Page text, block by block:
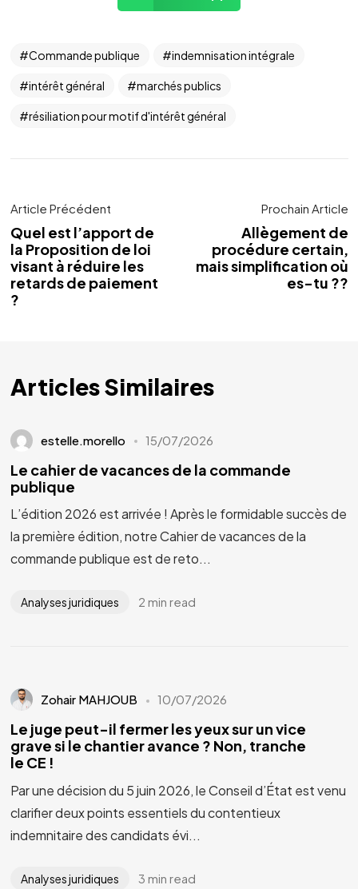
Commande publique indemnisation intégrale
intérêt général marchés publics
résiliation pour motif d'intérêt général
Article Précédent
Quel est l’apport de
la Proposition de loi
visant à réduire les
retards de paiement
?
Prochain Article
Allègement de
procédure certain,
mais simplification où
es-tu ??
Articles Similaires
estelle.morello 15/07/2026
Le cahier de vacances de la commande
publique
L’édition 2026 est arrivée ! Après le formidable succès de
la première édition, notre Cahier de vacances de la
commande publique est de reto...
Analyses juridiques 2 min read
Zohair MAHJOUB 10/07/2026
Le juge peut-il fermer les yeux sur un vice
grave si le chantier avance ? Non, tranche
le CE !
Par une décision du 5 juin 2026, le Conseil d’État est venu
clarifier deux points essentiels du contentieux
indemnitaire des candidats évi...
Analyses juridiques 3 min read